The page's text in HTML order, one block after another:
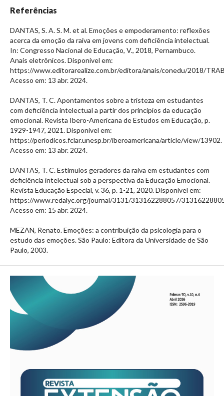
Referências
DANTAS, S. A. S. M. et al. Emoções e empoderamento: reflexões
acerca da emoção da raiva em jovens com deficiência intelectual.
In: Congresso Nacional de Educação, V., 2018, Pernambuco.
Anais eletrônicos. Disponível em:
https://www.editorarealize.com.br/editora/anais/conedu/2018/
Acesso em: 13 abr. 2024.
DANTAS, T. C. Apontamentos sobre a tristeza em estudantes
com deficiência intelectual a partir dos princípios da educação
emocional. Revista Ibero-Americana de Estudos em Educação, p.
1929-1947, 2021. Disponível em:
https://periodicos.fclar.unesp.br/iberoamericana/article/view/13902.
Acesso em: 13 abr. 2024.
DANTAS, T. C. Estímulos geradores da raiva em estudantes com
deficiência intelectual sob a perspectiva da Educação Emocional.
Revista Educação Especial, v. 36, p. 1-21, 2020. Disponível em:
https://www.redalyc.org/journal/3131/313162288057/
Acesso em: 15 abr. 2024.
MEZAN, Renato. Emoções: a contribuição da psicologia para o
estudo das emoções. São Paulo: Editora da Universidade de São
Paulo, 2003.